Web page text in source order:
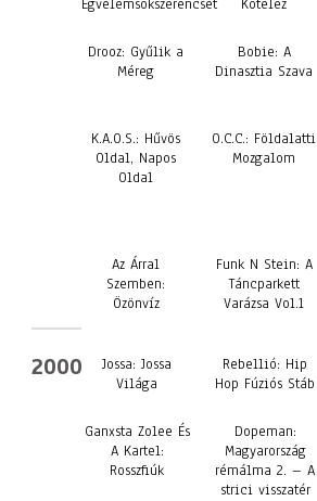
Égvelemsokszerencsét Kötelez
Drooz: Gyűlik a
Méreg
Bobie: A
Dinasztia Szava
K.A.O.S.: Hűvös
Oldal, Napos
Oldal
O.C.C.: Földalatti
Mozgalom
Az Árral
Szemben:
Özönvíz
Funk N Stein: A
Táncparkett
Varázsa Vol.1
2000
Jossa: Jossa
Világa
Rebellió: Hip
Hop Fúziós Stáb
Ganxsta Zolee És
A Kartel:
Rosszfiúk
Dopeman:
Magyarország
rémálma 2. – A
strici visszatér